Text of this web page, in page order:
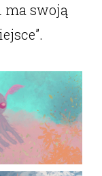
ma swoją